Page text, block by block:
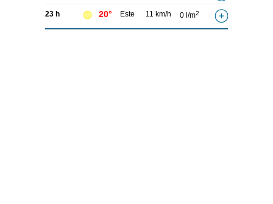
23 h 20° Este 11 km/h 0 l/m2